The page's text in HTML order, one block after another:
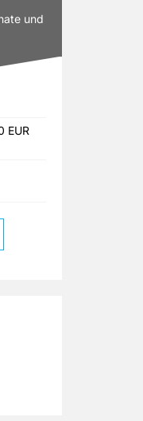
und
EUR